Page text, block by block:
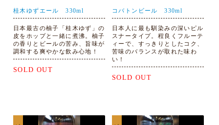
桂木ゆずエール 330ml
日本最古の柚子「桂木ゆず」の
皮をホップと一緒に煮沸。柚子
の香りとビールの苦み、旨味が
調和する爽やかな飲み心地！
SOLD OUT
コバトンビール 330ml
日本人に最も馴染みの深いピル
スナータイプ。程良くフルーテ
ィーで、すっきりとしたコク、
苦味のバランスが取れた味わ
い！
SOLD OUT